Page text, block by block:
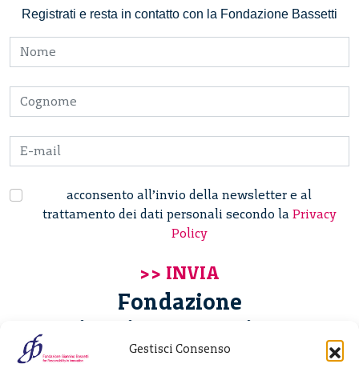
Gestisci Consenso
Registrati e resta in contatto con la Fondazione Bassetti
acconsento all’invio della newsletter e al
trattamento dei dati personali secondo la Privacy
Policy
Fondazione
Giannino Bassetti ETS